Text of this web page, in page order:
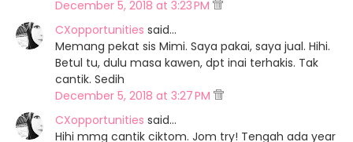
December 5, 2018 at 3:23 PM
CXopportunities said…
Memang pekat sis Mimi. Saya pakai, saya jual. Hihi.
Betul tu, dulu masa kawen, dpt inai terhakis. Tak
cantik. Sedih
December 5, 2018 at 3:27 PM
CXopportunities said…
Hihi mmg cantik ciktom. Jom try! Tengah ada year